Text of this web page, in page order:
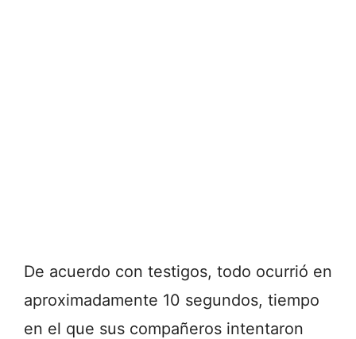
De acuerdo con testigos, todo ocurrió en
aproximadamente 10 segundos, tiempo
en el que sus compañeros intentaron